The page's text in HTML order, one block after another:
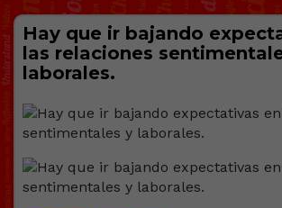
Hay que ir bajando
las relaciones
laborales.